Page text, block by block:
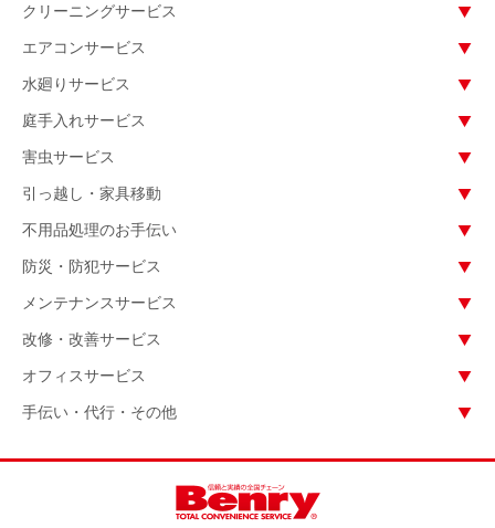
クリーニングサービス
エアコンサービス
水廻りサービス
庭手入れサービス
害虫サービス
引っ越し・家具移動
不用品処理のお手伝い
防災・防犯サービス
メンテナンスサービス
改修・改善サービス
オフィスサービス
手伝い・代行・その他